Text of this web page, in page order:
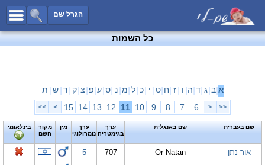
הגרל שם
כל השמות
שמות לבנים
שמות משותפים
שמות נפוצים
שמות נדירים
קטגוריות
מפורסמיםחדש!
כל השמות
א ב ג ד ה ו ז ח ט י כ ל מ נ ס ע פ צ ק ר ש ת
<<
<
6
7
8
9
10
11
12
13
14
15
>
>>
שם בעברית שם באנגלית
ערך
בגימטריה
ערך
נומרולוגי
מין
מקור
השם
בינלאומי
אור נתן Or Natan
707
5